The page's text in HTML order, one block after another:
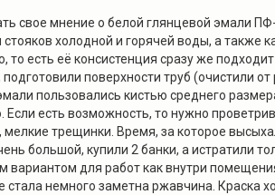
свое мнение о белой глянцевой эмали
стояков холодной и горячей воды, а также
то есть её консистенция сразу же
подготовили поверхности труб (очистили
пользовались кистью среднего
Если есть возможность, то нужно
мелкие трещинки. Время, за которое
большой, купили 2 банки, а истратили
вариантом для работ как внутри
стала немного заметна ржавчина. Краска